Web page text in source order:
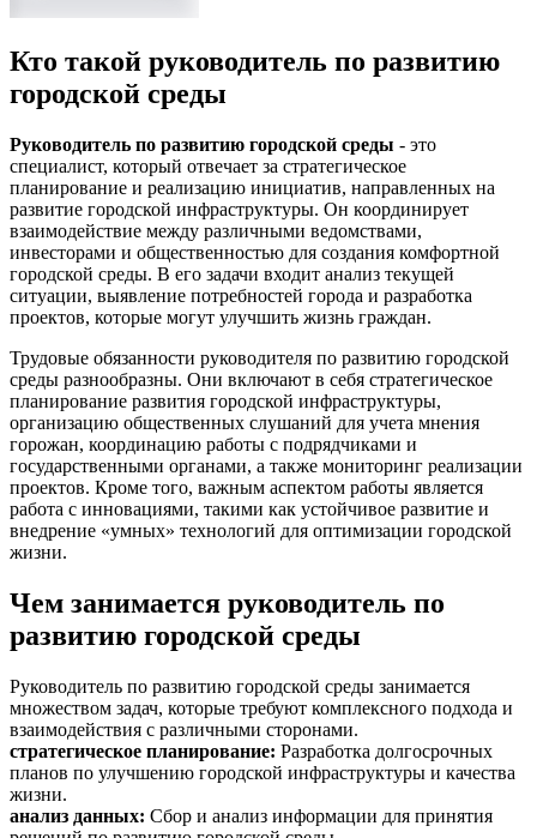
Кто такой руководитель по развитию
городской среды
Руководитель по развитию городской среды - это
специалист, который отвечает за стратегическое
планирование и реализацию инициатив, направленных на
развитие городской инфраструктуры. Он координирует
взаимодействие между различными ведомствами,
инвесторами и общественностью для создания комфортной
городской среды. В его задачи входит анализ текущей
ситуации, выявление потребностей города и разработка
проектов, которые могут улучшить жизнь граждан.
Трудовые обязанности руководителя по развитию городской
среды разнообразны. Они включают в себя стратегическое
планирование развития городской инфраструктуры,
организацию общественных слушаний для учета мнения
горожан, координацию работы с подрядчиками и
государственными органами, а также мониторинг реализации
проектов. Кроме того, важным аспектом работы является
работа с инновациями, такими как устойчивое развитие и
внедрение «умных» технологий для оптимизации городской
жизни.
Чем занимается руководитель по
развитию городской среды
Руководитель по развитию городской среды занимается
множеством задач, которые требуют комплексного подхода и
взаимодействия с различными сторонами.
стратегическое планирование: Разработка долгосрочных
планов по улучшению городской инфраструктуры и качества
жизни.
анализ данных: Сбор и анализ информации для принятия